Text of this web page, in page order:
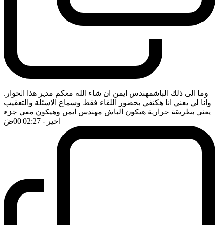
وما الى ذلك الباشمهندس ايمن ان شاء الله معكم مدير هذا الحوار.
وانا لي يعني انا هكتفي بحضور اللقاء فقط وسماع الاسئلة والتعقيب
يعني بطريقة حرارية هيكون الباش مهندس ايمن وهيكون معي جزء
اخير - 00:02:27 ضَ